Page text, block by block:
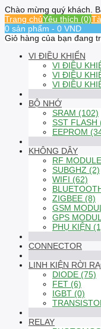
Chào mừng quý khách.
Trang chủYêu thích (0)
0 sản phẩm - 0 VND
Giỏ hàng của bạn đang
VI ĐIỀU KHIỂN
VI ĐIỀU
VI ĐIỀU
VI ĐIỀU
BỘ NHỚ
SRAM (102)
SST FLASH
EEPROM
KHÔNG DÂY
RF
SUBGHZ (2)
WIFI (62)
ZIGBEE (8)
GSM
GPS
PHỤ KIỆN
CONNECTOR
LINH KIỆN RỜI
DIODE (75)
FET (6)
IGBT (0)
RELAY